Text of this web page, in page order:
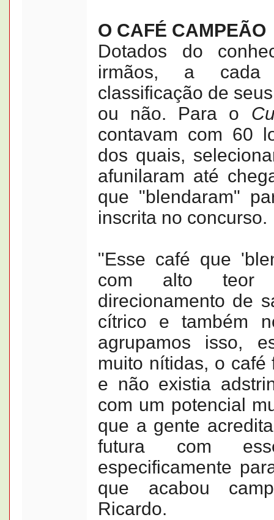
O CAFÉ CAMPEÃO
Dotados do
irmãos, a
classificação de
ou não. Para o
contavam com 60
dos quais,
afunilaram até
que "blendaram"
inscrita no concurso.
"Esse café que
com alto teor
direcionamento de
cítrico e também
agrupamos isso,
muito nítidas, o café
e não existia
com um potencial
que a gente
futura com
especificamente
que acabou
Ricardo.